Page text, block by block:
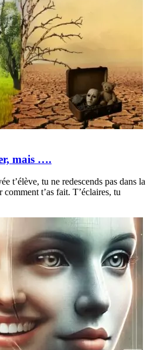
mais ….
t’élève, tu ne redescends pas dans la
t’as fait. T’éclaires, tu